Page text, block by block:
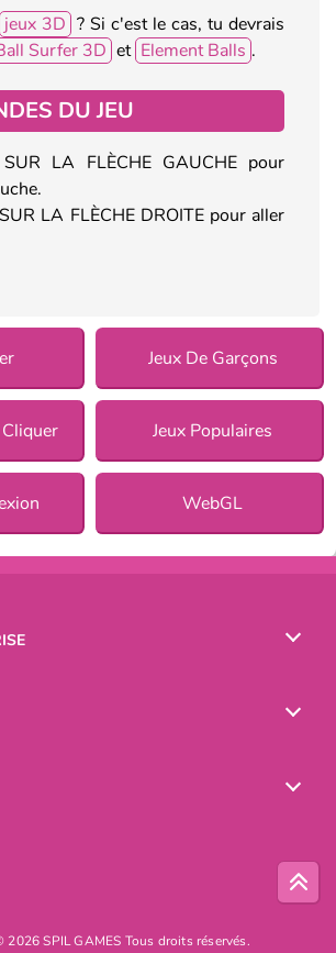
jeux 3D ? Si c'est le cas, tu devrais
Surfer 3D et Element Balls .
DU JEU
SUR LA FLÈCHE GAUCHE pour
LA FLÈCHE DROITE pour aller
Jeux De Garçons
Jeux Populaires
WebGL
SPIL GAMES Tous droits réservés.